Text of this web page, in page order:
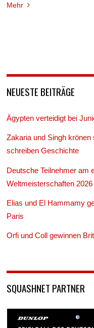
Mehr
NEUESTE BEITRÄGE
Ägypten verteidigt bei
Zakaria und Singh
schreiben Geschichte
Deutsche Teilnehmer am
Weltmeisterschaften
Elias und El Hammamy
Paris
Orfi und Coll gewinnen
SQUASHNET PARTNER